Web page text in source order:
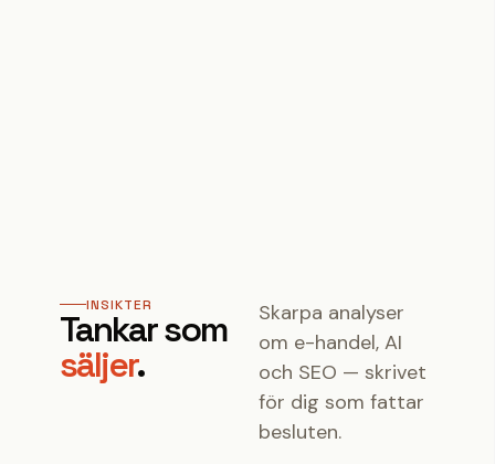
INSIKTER
Tankar som
säljer.
Skarpa analyser
om e-handel, AI
och SEO — skrivet
för dig som fattar
besluten.